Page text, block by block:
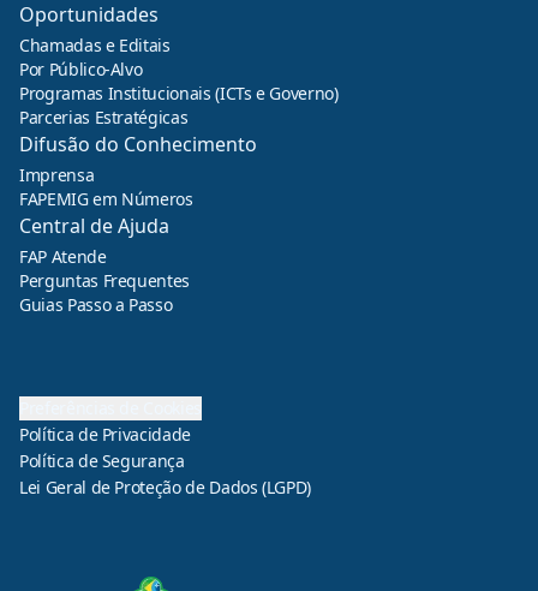
Oportunidades
Chamadas e Editais
Por Público-Alvo
Programas Institucionais (ICTs e Governo)
Parcerias Estratégicas
Difusão do Conhecimento
Imprensa
FAPEMIG em Números
Central de Ajuda
FAP Atende
Perguntas Frequentes
Guias Passo a Passo
Política de Privacidade
Política de Segurança
Lei Geral de Proteção de Dados (LGPD)